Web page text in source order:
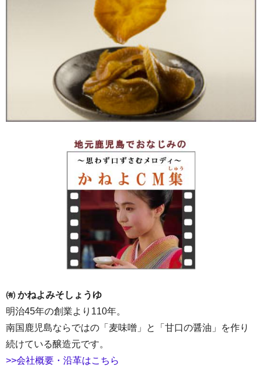
㈲ かねよみそしょうゆ
明治45年の創業より110年。
南国鹿児島ならではの「麦味噌」と「甘口の醤油」を作り
続けている醸造元です。
>>会社概要・沿革はこちら